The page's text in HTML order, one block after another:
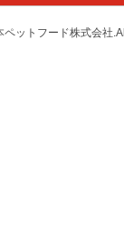
ットフード株式会社